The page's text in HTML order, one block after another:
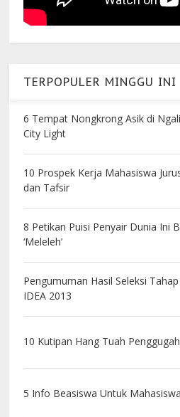
TERPOPULER MINGGU INI
6 Tempat Nongkrong Asik di
City Light
10 Prospek Kerja Mahasiswa
dan Tafsir
8 Petikan Puisi Penyair Dunia Ini
‘Meleleh’
Pengumuman Hasil Seleksi
IDEA 2013
10 Kutipan Hang Tuah
5 Info Beasiswa Untuk